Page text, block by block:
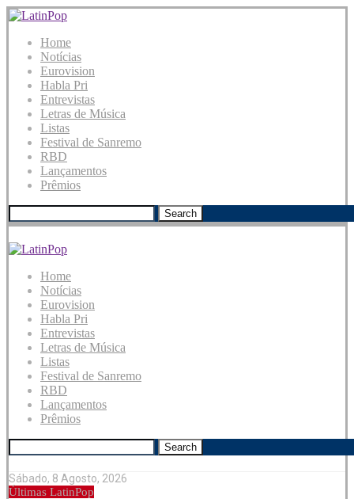
Home
Notícias
Eurovision
Habla Pri
Entrevistas
Letras de Música
Listas
Festival de Sanremo
RBD
Lançamentos
Prêmios
Search
Home
Notícias
Eurovision
Habla Pri
Entrevistas
Letras de Música
Listas
Festival de Sanremo
RBD
Lançamentos
Prêmios
Search
Sábado, 8 Agosto, 2026
Últimas LatinPop